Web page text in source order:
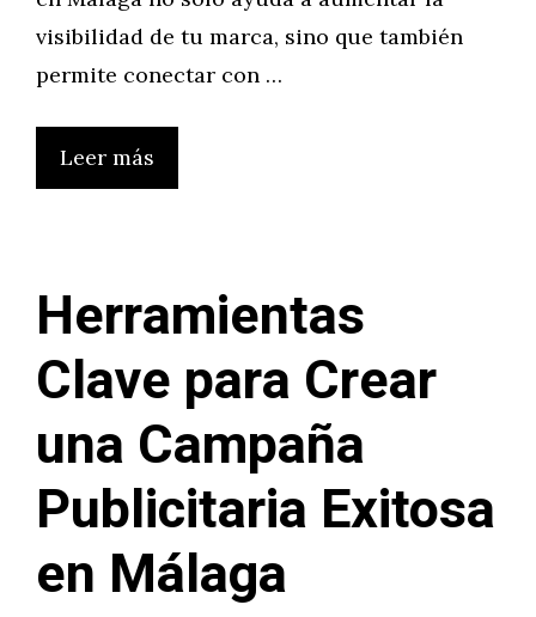
visibilidad de tu marca, sino que también
permite conectar con …
Leer más
Herramientas
Clave para Crear
una Campaña
Publicitaria Exitosa
en Málaga